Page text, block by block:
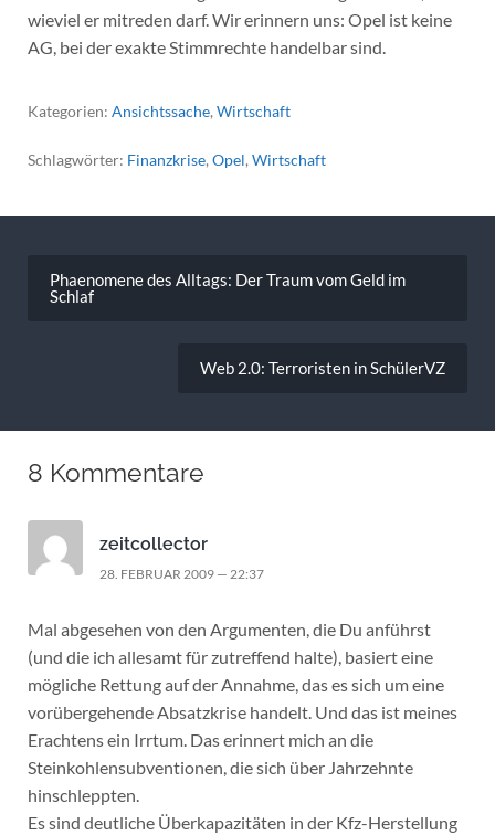
wieviel er mitreden darf. Wir erinnern uns: Opel ist keine
AG, bei der exakte Stimmrechte handelbar sind.
Kategorien: Ansichtssache, Wirtschaft
Schlagwörter: Finanzkrise, Opel, Wirtschaft
Phaenomene des Alltags: Der Traum vom Geld im
Schlaf
Web 2.0: Terroristen in SchülerVZ
8 Kommentare
zeitcollector
28. FEBRUAR 2009 — 22:37
Mal abgesehen von den Argumenten, die Du anführst
(und die ich allesamt für zutreffend halte), basiert eine
mögliche Rettung auf der Annahme, das es sich um eine
vorübergehende Absatzkrise handelt. Und das ist meines
Erachtens ein Irrtum. Das erinnert mich an die
Steinkohlensubventionen, die sich über Jahrzehnte
hinschleppten.
Es sind deutliche Überkapazitäten in der Kfz-Herstellung